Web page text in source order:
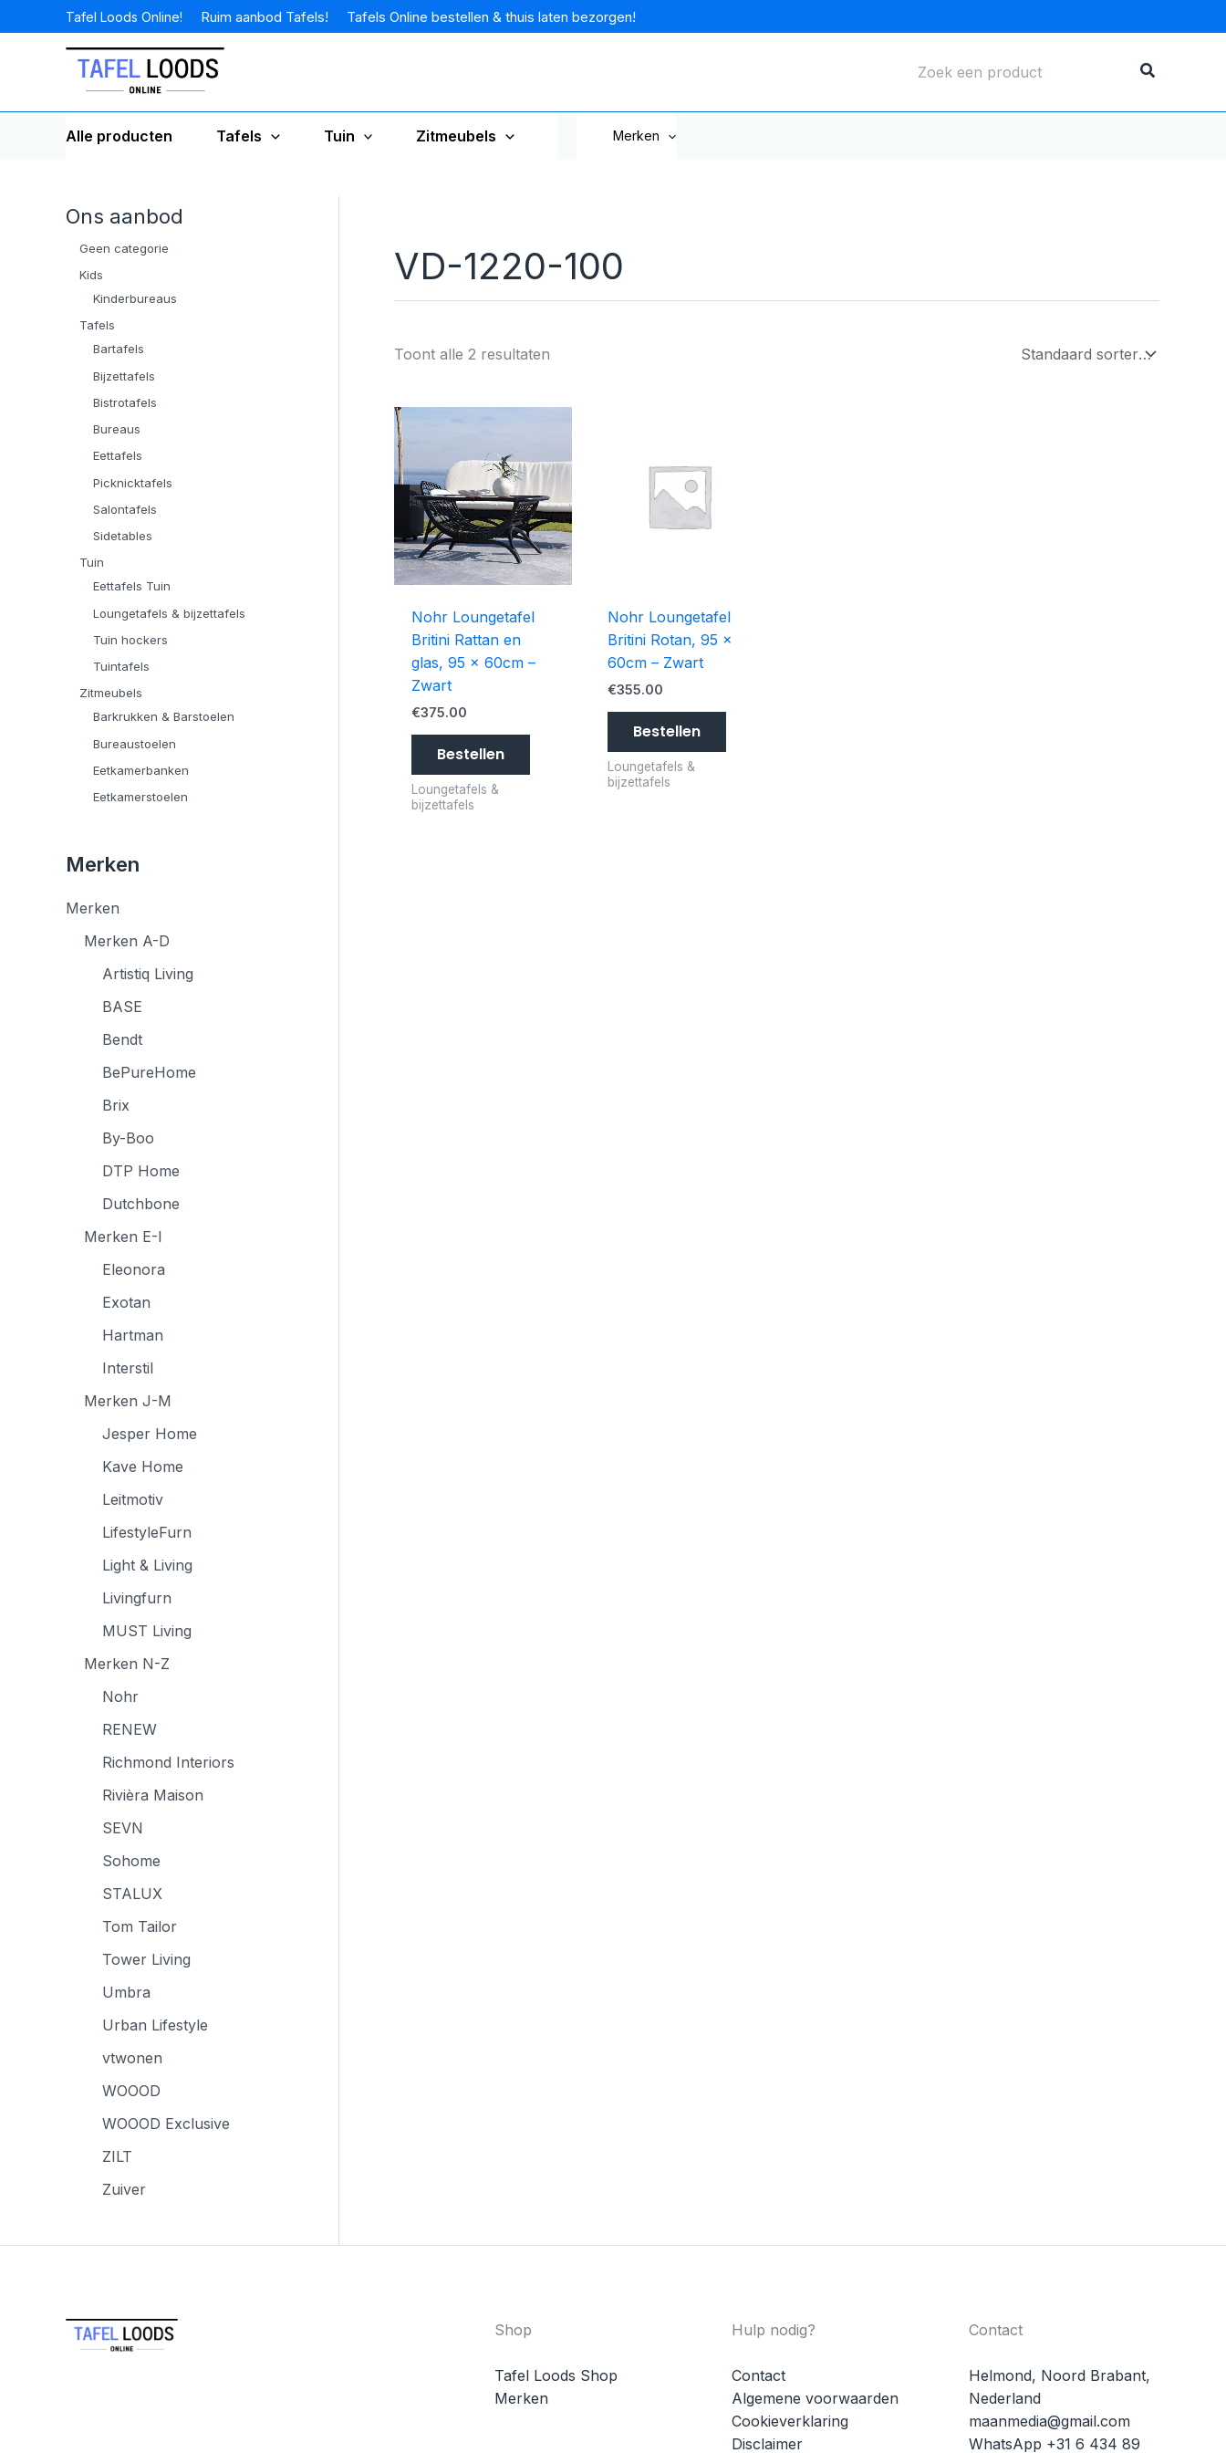
naar
Tafel Loods Online! Ruim aanbod Tafels! Tafels Online bestellen & thuis laten bezorgen!
naar:
Alle producten Tafels Tuin Zitmeubels Merken
Ons aanbod
Geen categorie
Kids
Kinderbureaus
Tafels
Bartafels
Bijzettafels
Bistrotafels
Bureaus
Eettafels
Picknicktafels
Salontafels
Sidetables
Tuin
Eettafels Tuin
Loungetafels & bijzettafels
Tuin hockers
Tuintafels
Zitmeubels
Barkrukken & Barstoelen
Bureaustoelen
Eetkamerbanken
Eetkamerstoelen
Merken
Merken
Merken A-D
Artistiq Living
BASE
Bendt
BePureHome
Brix
By-Boo
DTP Home
Dutchbone
Merken E-I
Eleonora
Exotan
Hartman
Interstil
Merken J-M
Jesper Home
Kave Home
Leitmotiv
LifestyleFurn
Light & Living
Livingfurn
MUST Living
Merken N-Z
Nohr
RENEW
Richmond Interiors
Rivièra Maison
SEVN
Sohome
STALUX
Tom Tailor
Tower Living
Umbra
Urban Lifestyle
vtwonen
WOOOD
WOOOD Exclusive
ZILT
Zuiver
VD-1220-100
Toont alle 2 resultaten
Nohr Loungetafel
Britini Rattan en
glas, 95 x 60cm –
Zwart
€375.00
Bestellen
Loungetafels &
bijzettafels
Nohr Loungetafel
Britini Rotan, 95 x
60cm – Zwart
€355.00
Bestellen
Loungetafels &
bijzettafels
Shop
Tafel Loods Shop
Merken
Hulp nodig?
Contact
Algemene voorwaarden
Cookieverklaring
Disclaimer
Contact
Helmond, Noord Brabant,
Nederland
maanmedia@gmail.com
WhatsApp +31 6 434 89